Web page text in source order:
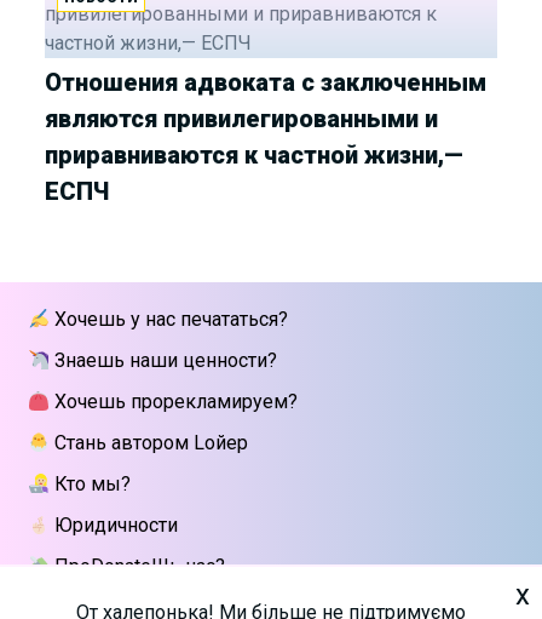
Отношения адвоката с заключенным
являются привилегированными и
приравниваются к частной жизни,—
ЕСПЧ
x
От халепонька! Ми більше не підтримуємо
Хочешь у нас печататься?
Знаешь наши ценности?
Хочешь прорекламируем?
Стань автором Lойер
Кто мы?
Юридичности
ПроDonateШь нас?
Напиши мне